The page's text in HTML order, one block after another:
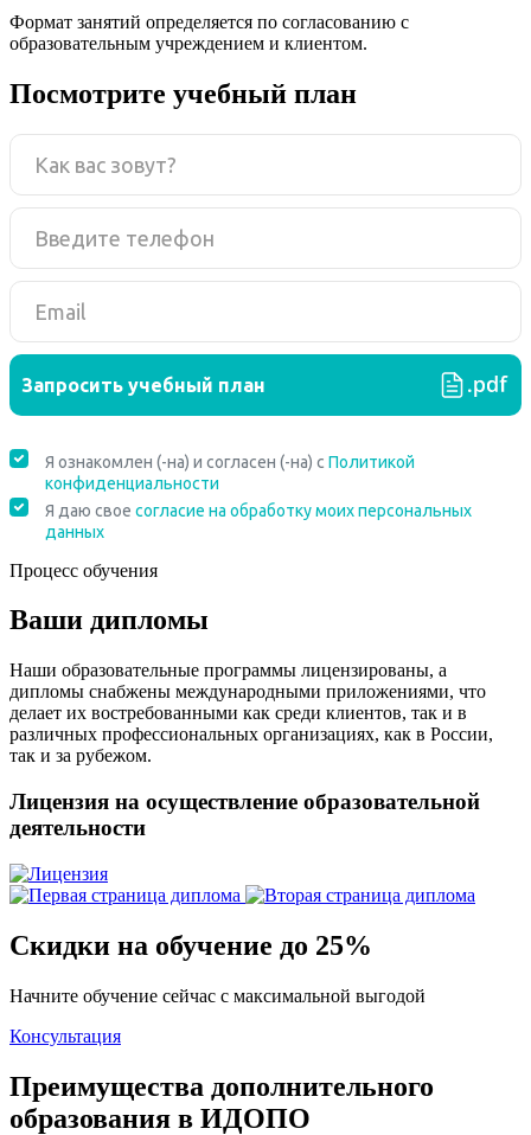
Формат занятий определяется по согласованию с
образовательным учреждением и клиентом.
Посмотрите учебный план
Процесс обучения
Ваши дипломы
Наши образовательные программы лицензированы, а
дипломы снабжены международными приложениями, что
делает их востребованными как среди клиентов, так и в
различных профессиональных организациях, как в России,
так и за рубежом.
Лицензия на осуществление образовательной
деятельности
Скидки на обучение до 25%
Начните обучение сейчас с максимальной выгодой
Консультация
Преимущества дополнительного
образования в ИДОПО